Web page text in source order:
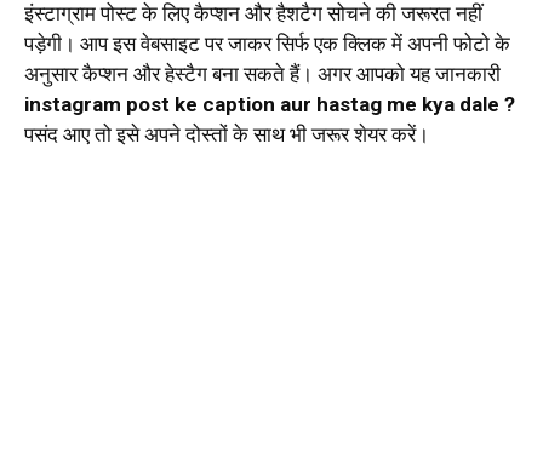
इंस्टाग्राम पोस्ट के लिए कैप्शन और हैशटैग सोचने की जरूरत नहीं
पड़ेगी। आप इस वेबसाइट पर जाकर सिर्फ एक क्लिक में अपनी फोटो के
अनुसार कैप्शन और हेस्टैग बना सकते हैं। अगर आपको यह जानकारी
instagram post ke caption aur hastag me kya dale ?
पसंद आए तो इसे अपने दोस्तों के साथ भी जरूर शेयर करें।